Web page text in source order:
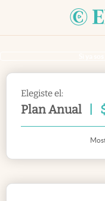
Elegiste el:
Plan Anual